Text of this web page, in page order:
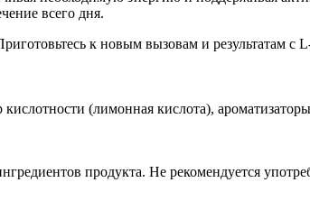
всего дня.
к новым вызовам и результатам
(лимонная кислота),
продукта. Не рекомендуется